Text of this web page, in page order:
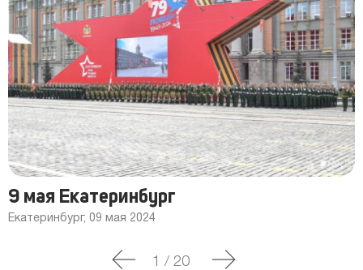
9 мая Екатеринбург
Екатеринбург, 09 мая 2024
1 / 20